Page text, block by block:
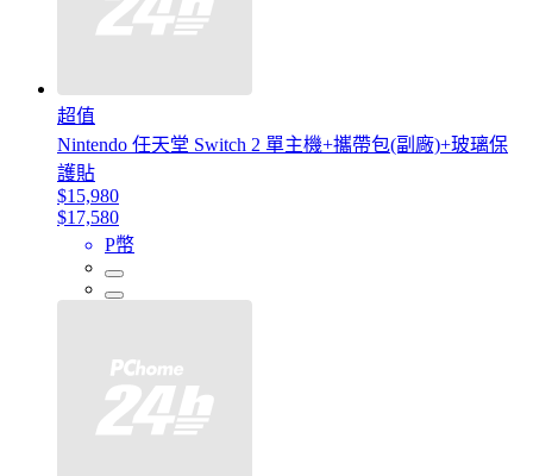
超值
Nintendo 任天堂 Switch 2 單主機+攜帶包(副廠)+玻璃保
護貼
$15,980
$17,580
P幣